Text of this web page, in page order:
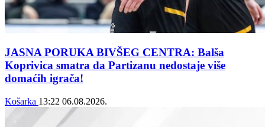
JASNA PORUKA BIVŠEG CENTRA: Balša
Koprivica smatra da Partizanu nedostaje više
domaćih igrača!
Košarka 13:22 06.08.2026.